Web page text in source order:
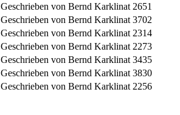
Geschrieben von Bernd Karklinat 2651
Geschrieben von Bernd Karklinat 3702
Geschrieben von Bernd Karklinat 2314
Geschrieben von Bernd Karklinat 2273
Geschrieben von Bernd Karklinat 3435
Geschrieben von Bernd Karklinat 3830
Geschrieben von Bernd Karklinat 2256